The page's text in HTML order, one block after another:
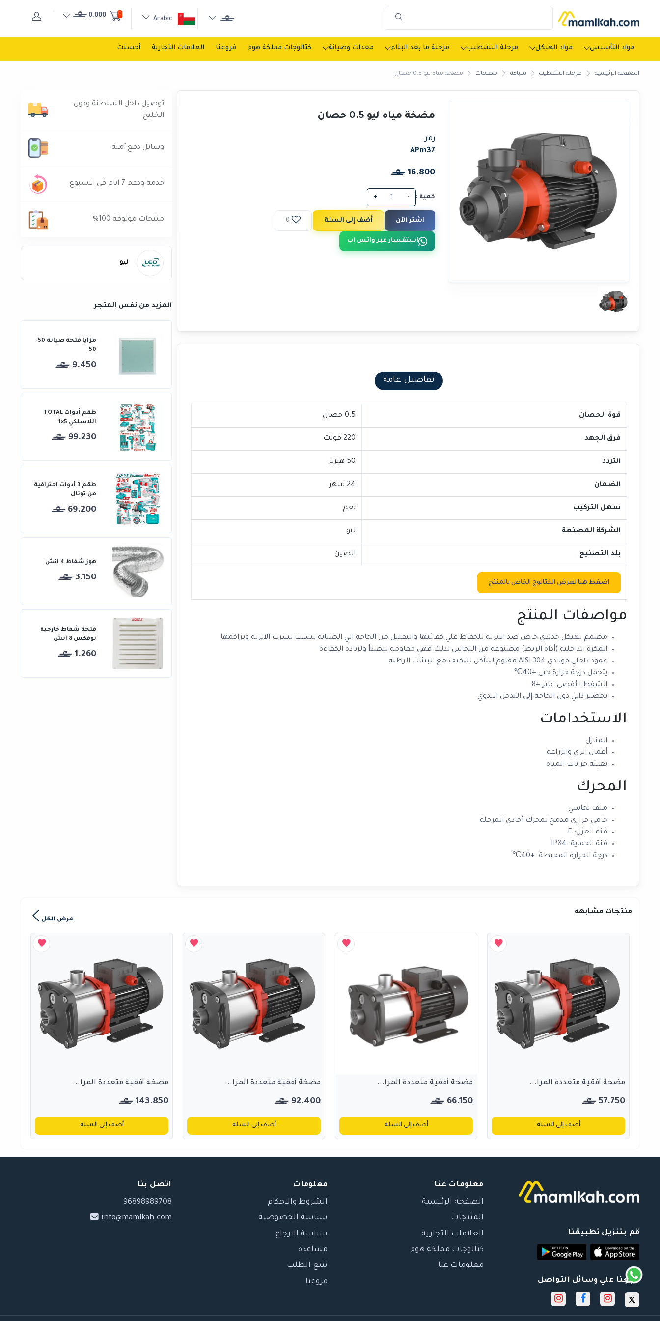
0
0.000
مواد التأسيس مواد الهيكل مرحلة التشطيب مرحلة ما بعد البناء معدات وصيانة كتالوجات مملكة هوم فروعنا العلامات التجارية أحسنت
الصفحة الرئيسية مرحلة التشطيب سباكة مضخات مضخة مياه ليو 0.5 حصان
مضخة مياه ليو 0.5 حصان
رمز :
APm37
16.800
كمية : -
+
اشتر الآن أضف إلى السلة 0
استفسار عبر واتس اب
تفاصيل عامة
قوة الحصان 0.5 حصان
فرق الجهد 220 فولت
التردد 50 هيرتز
الضمان 24 شهر
سهل التركيب نعم
الشركة المصنعة ليو
بلد التصنيع الصين
اضغط هنا لعرض الكتالوج الخاص بالمنتج
مواصفات المنتج
مصمم بهيكل حديدي خاص ضد الاتربة للحفاظ علي كفائتها والتقليل من الحاجة الي الصيانة بسبب تسرب الاتربة وتراكمها
المكرة الداخلية (أداة الربط) مصنوعة من النحاس لذلك فهي مقاومة للصدأ ولزيادة الكفاءة
عمود داخلي فولاذي AISI 304 مقاوم للتآكل للتكيف مع البيئات الرطبة
يتحمل درجة حرارة حتى +40℃
الشفط الأقصى: متر +8
تحضير ذاتي دون الحاجة إلى التدخل اليدوي
الاستخدامات
المنازل
أعمال الري والزراعة
تعبئة خزانات المياه
المحرك
ملف نحاسي
حامي حراري مدمج لمحرك أحادي المرحلة
فئة العزل: F
فئة الحماية: IPX4
درجة الحرارة المحيطة: +40℃
توصيل داخل السلطنة ودول
الخليج
وسائل دفع آمنه
خدمة ودعم 7 ايام في الاسبوع
منتجات موثوقة 100%
ليو
المزيد من نفس المتجر
مزايا فتحة صيانة 50-
50
9.450
طقم أدوات TOTAL
اللاسلكي 5×1
99.230
طقم 3 أدوات احترافية
من توتال
69.200
هوز شفاط 4 انش
3.150
فتحة شفاط خارجية
نوفكس 8 انش
1.260
منتجات مشابهه
عرض الكل
مضخة أفقية متعددة المرا...
57.750
أضف إلى السلة
مضخة أفقية متعددة المرا...
66.150
أضف إلى السلة
مضخة أفقية متعددة المرا...
92.400
أضف إلى السلة
مضخة أفقية متعددة المرا...
143.850
أضف إلى السلة
قم بتنزيل تطبيقنا
تابعنا علي وسائل التواصل
معلومات عنا
الصفحة الرئيسية
المنتجات
العلامات التجارية
كتالوجات مملكة هوم
معلومات عنا
معلومات
الشروط والاحكام
سياسة الخصوصية
سياسة الارجاع
مساعدة
تتبع الطلب
فروعنا
اتصل بنا
96898989708
info@mamlkah.com